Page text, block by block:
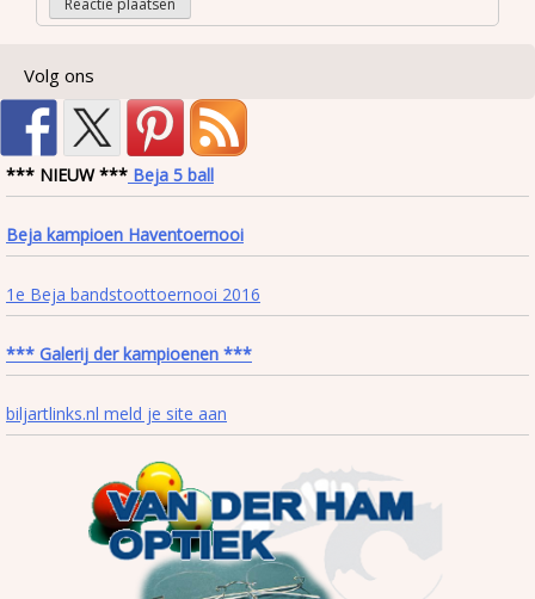
Volg ons
*** NIEUW *** Beja 5 ball
Beja kampioen Haventoernooi
1e Beja bandstoottoernooi 2016
*** Galerij der kampioenen ***
biljartlinks.nl meld je site aan